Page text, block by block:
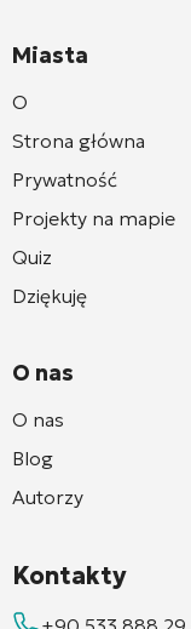
Miasta
O
Strona główna
Prywatność
Projekty na mapie
Quiz
Dziękuję
O nas
O nas
Blog
Autorzy
Kontakty